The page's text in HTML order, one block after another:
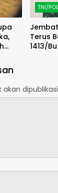
TNI/
Terus
1413/